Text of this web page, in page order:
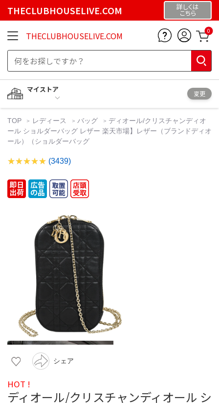
THECLUBHOUSELIVE.COM 詳しくは
こちら
THECLUBHOUSELIVE.COM 0
マイストア
変更
TOP レディース バッグ
ディオール/クリスチャンディオ
ール ショルダーバッグ レザー 楽天市場】レザー（ブランドディオ
ール）（ショルダーバッグ
(3439)
シェア
HOT !
ディオール/クリスチャンディオール シ